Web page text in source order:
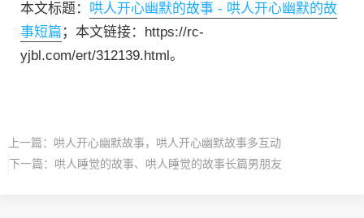
本文标题： 哄人开心幽默的故事 - 哄人开心幽默的故
事短篇 ；本文链接：https://rc-
yjbl.com/ert/312139.html。
上一篇： 哄人开心幽默故事，哄人开心幽默故事多互动
下一篇： 哄人睡觉的故事、哄人睡觉的故事长篇男朋友